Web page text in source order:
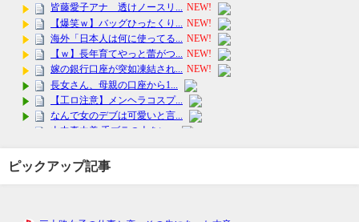
ピックアップ記事